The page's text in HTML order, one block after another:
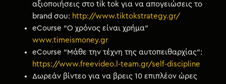
αξιοποιήσεις στο tik tok για να απογειώσεις το
brand σου: http://www.tiktokstrategy.gr/
eCourse “Ο χρόνος είναι χρήμα”
www.timeismoney.gr
eCourse “Μάθε την τέχνη της αυτοπειθαρχίας”:
https://www.freevideo.l-team.gr/self-discipline
Δωρεάν βίντεο για να βρεις 10 επιπλέον ώρες